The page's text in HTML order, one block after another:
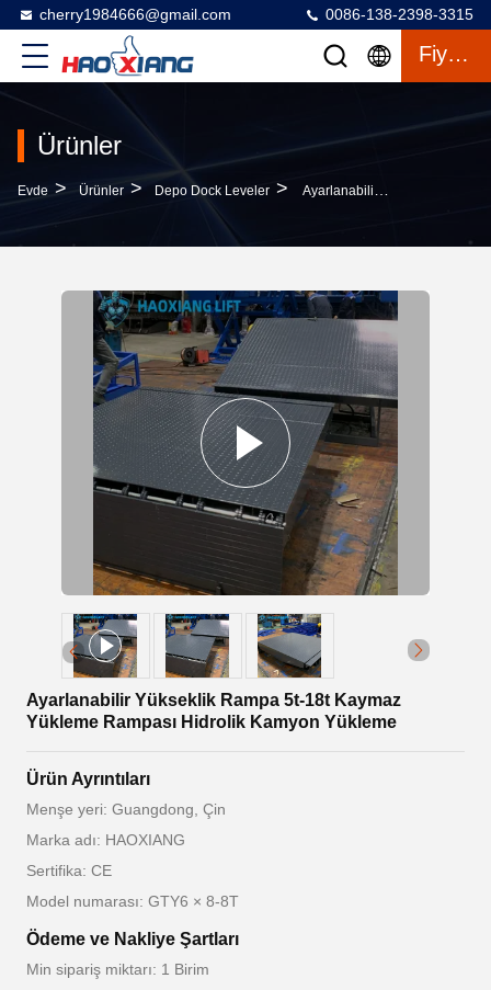
cherry1984666@gmail.com 0086-138-2398-3315
Fiyat Teklifi
Ürünler
Evde > Ürünler > Depo Dock Leveler > Ayarlanabilir Yükseklik Rampa 5t-18t Kaymaz Yükleme Rampası Hidrolik Kamyon Yükleme
Ayarlanabilir Yükseklik Rampa 5t-18t Kaymaz
Yükleme Rampası Hidrolik Kamyon Yükleme
Ürün Ayrıntıları
Menşe yeri: Guangdong, Çin
Marka adı: HAOXIANG
Sertifika: CE
Model numarası: GTY6 × 8-8T
Ödeme ve Nakliye Şartları
Min sipariş miktarı: 1 Birim